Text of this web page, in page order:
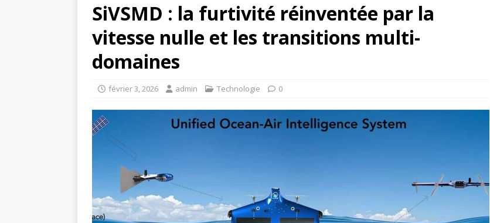
SiVSMD : la furtivité réinventée par la
vitesse nulle et les transitions multi-
domaines
février 3, 2026 admin Technologie 0